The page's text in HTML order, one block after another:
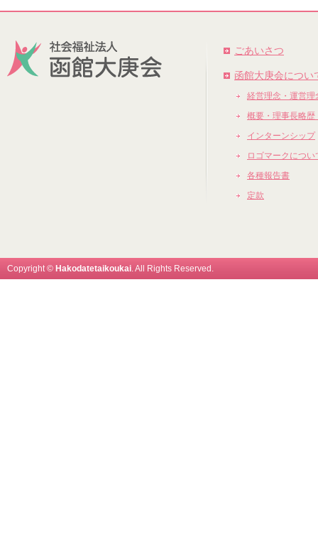
ごあいさつ
函館大庚会につい
経営理念・運営理
概要・理事長略歴
インターンシップ
ロゴマークについ
各種報告書
定款
Copyright © Hakodatetaikoukai. All Rights Reserved.